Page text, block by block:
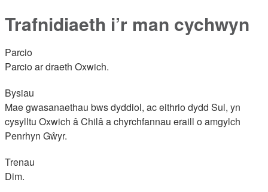
Trafnidiaeth i’r man cychwyn
Parcio
Parcio ar draeth Oxwich.
Bysiau
Mae gwasanaethau bws dyddiol, ac eithrio dydd Sul, yn
cysylltu Oxwich â Chilâ a chyrchfannau eraill o amgylch
Penrhyn Gŵyr.
Trenau
Dim.